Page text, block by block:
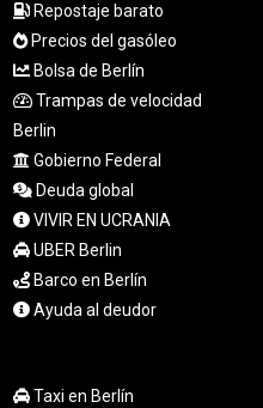
4963.135313
MKD 61.539077
MMK
2419.122624
MNT
4143.388184
MOP 9.327593
MRU 46.278586
MUR 54.234774
MVR 17.813278
MWK
2001.657877
MZN 73.643798
Repostaje barato
Precios del gasóleo
Bolsa de Berlín
Trampas de velocidad
Berlin
Gobierno Federal
Deuda global
VIVIR EN UCRANIA
UBER Berlin
Barco en Berlín
Ayuda al deudor
Taxi en Berlín